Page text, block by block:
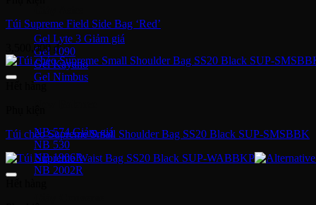
Gel Lyte 3
Gel 1090
Gel Kayano
Gel Nimbus
NB 574
NB 530
NB 1906R
NB 2002R
Túi Supreme Field Side Bag ‘Red’
3,500,000₫
Hết hàng
Túi chéo Supreme Small Shoulder Bag SS20 Black SUP-SMSBBK